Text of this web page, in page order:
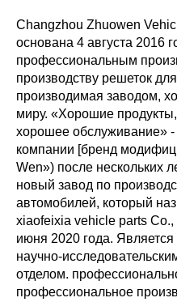
Changzhou Zhuowen
основана 4 августа 2016
профессиональным
производству решеток
производимая заводом,
миру. «Хорошие
хорошее обслуживание» -
компании [бренд
Wen») после нескольких
новый завод по
автомобилей, который
xiaofeixia vehicle parts
июня 2020 года.
научно-
отделом.
профессиональное